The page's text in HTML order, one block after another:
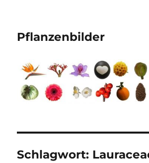
Pflanzenbilder
Schlagwort: